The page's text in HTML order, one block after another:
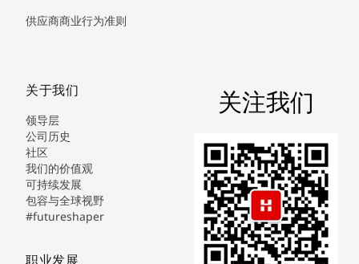
供应商商业行为准则
关于我们
领导层
公司历史
社区
我们的价值观
可持续发展
包容与全球视野
#futureshaper
职业发展
关注我们